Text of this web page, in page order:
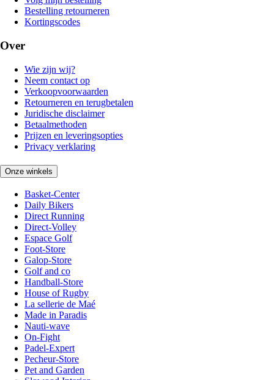
Bestelling retourneren
Kortingscodes
Over
Wie zijn wij?
Neem contact op
Verkoopvoorwaarden
Retourneren en terugbetalen
Juridische disclaimer
Betaalmethoden
Prijzen en leveringsopties
Privacy verklaring
Onze winkels
Basket-Center
Daily Bikers
Direct Running
Direct-Volley
Espace Golf
Foot-Store
Galop-Store
Golf and co
Handball-Store
House of Rugby
La sellerie de Maé
Made in Paradis
Nauti-wave
On-Fight
Padel-Expert
Pecheur-Store
Pet and Garden